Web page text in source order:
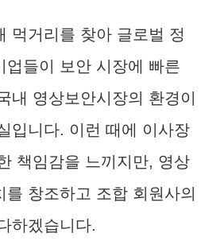
먹거리를 찾아 글로벌 정
업들이 보안 시장에 빠른
내 영상보안시장의 환경이
입니다. 이런 때에 이사장
책임감을 느끼지만, 영상
를 창조하고 조합 회원사의
하겠습니다.